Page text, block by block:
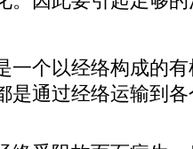
个以经络构成的有
是通过经络运输到